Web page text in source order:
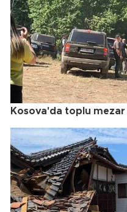
Kosova'da toplu